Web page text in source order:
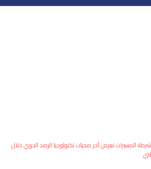
اقتصاد
العالم
شرطة المسيرات تعرض آخر صحيات تكنولوجيا الرصد الجوي خلال